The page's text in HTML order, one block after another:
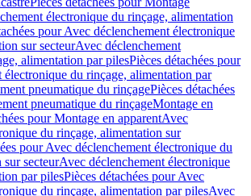
électronique du rinçage, alimentation
pour Avec déclenchement électronique
sur secteurAvec déclenchement
alimentation par pilesPièces détachées pour
électronique du rinçage, alimentation par
pneumatique du rinçagePièces détachées
pneumatique du rinçageMontage en
pour Montage en apparentAvec
du rinçage, alimentation sur
pour Avec déclenchement électronique du
secteurAvec déclenchement électronique
par pilesPièces détachées pour Avec
du rinçage, alimentation par pilesAvec